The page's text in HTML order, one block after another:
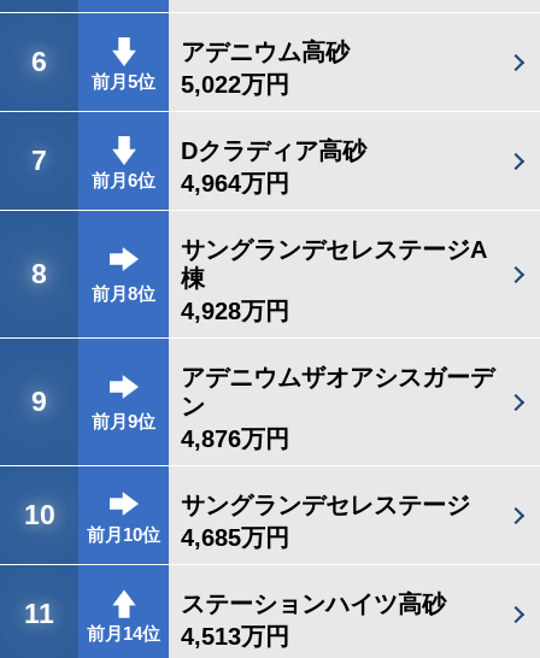
6
前月5位
アデニウム高砂
5,022万円
7
前月6位
Dクラディア高砂
4,964万円
8
前月8位
サングランデセレステージA
棟
4,928万円
9
前月9位
アデニウムザオアシスガーデ
ン
4,876万円
10
前月10位
サングランデセレステージ
4,685万円
11
前月14位
ステーションハイツ高砂
4,513万円